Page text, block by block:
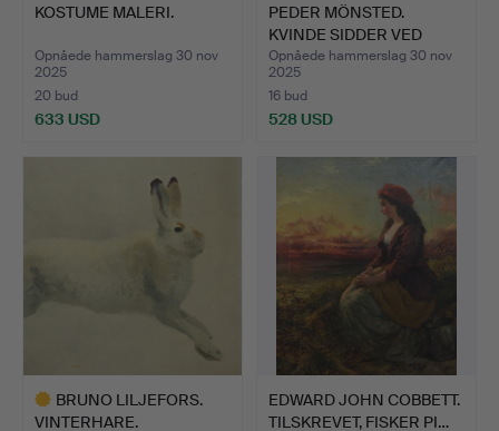
KOSTUME MALERI.
Opnåede hammerslag 30 nov
2025
20 bud
633 USD
PEDER MÖNSTED.
KVINDE SIDDER VED
VINDUET.
Opnåede hammerslag 30 nov
2025
16 bud
528 USD
BRUNO LILJEFORS.
VINTERHARE.
EDWARD JOHN COBBETT.
TILSKREVET, FISKER PI…